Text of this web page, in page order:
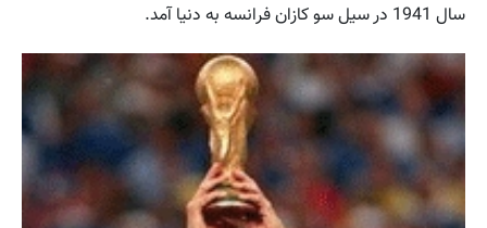
سال 1941 در سیل سو کازان فرانسه به دنیا آمد.